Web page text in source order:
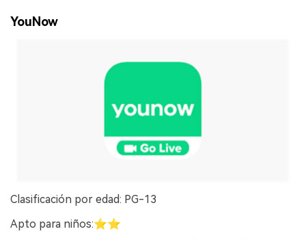
YouNow
Clasificación por edad: PG-13
Apto para niños:⭐⭐